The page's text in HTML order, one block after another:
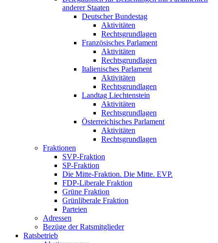
anderer Staaten
Deutscher Bundestag
Aktivitäten
Rechtsgrundlagen
Französisches Parlament
Aktivitäten
Rechtsgrundlagen
Italienisches Parlament
Aktivitäten
Rechtsgrundlagen
Landtag Liechtenstein
Aktivitäten
Rechtsgrundlagen
Österreichisches Parlament
Aktivitäten
Rechtsgrundlagen
Fraktionen
SVP-Fraktion
SP-Fraktion
Die Mitte-Fraktion. Die Mitte. EVP.
FDP-Liberale Fraktion
Grüne Fraktion
Grünliberale Fraktion
Parteien
Adressen
Bezüge der Ratsmitglieder
Ratsbetrieb